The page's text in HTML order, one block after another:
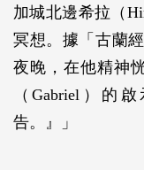
加城北邊希拉（
冥想。據「古蘭
夜晚，在他精神
（Gabriel）的
告。』」